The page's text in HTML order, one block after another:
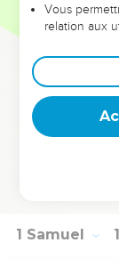
Lorsque leurs
dents, et leurs
raccommoder
C'est
trouva ni épée,
qui était avec
1 Samuel
Vous
relation aux